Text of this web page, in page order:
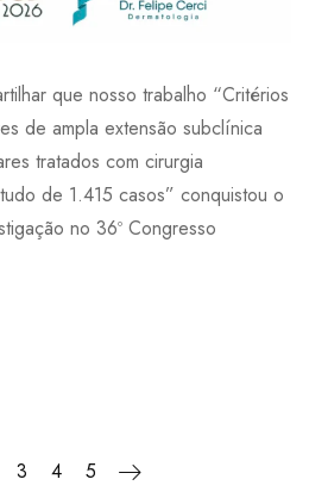
que nosso trabalho “Critérios
de ampla extensão subclínica
tratados com cirurgia
de 1.415 casos” conquistou o
no 36º Congresso
3 4 5